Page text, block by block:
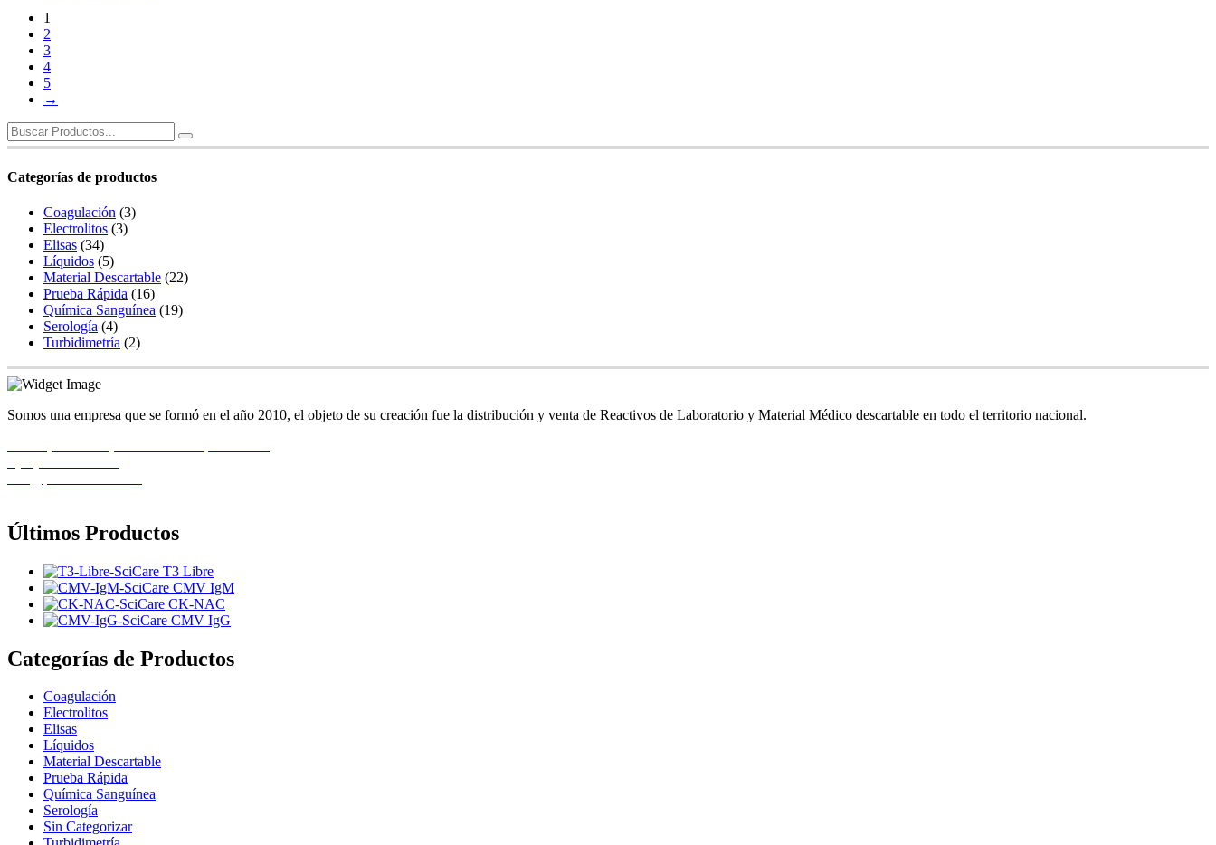
1
2
3
4
5
→
Search
for:
Categorías de productos
Coagulación (3)
Electrolitos (3)
Elisas (34)
Líquidos (5)
Material Descartable (22)
Prueba Rápida (16)
Química Sanguínea (19)
Serología (4)
Turbidimetría (2)
Somos una empresa que se formó en el año 2010, el objeto de su creación fue la distribución y venta de Reactivos de Laboratorio y Material Médico descartable en todo el territorio nacional.
Últimos Productos
T3 Libre
CMV IgM
CK-NAC
CMV IgG
Categorías de Productos
Coagulación
Electrolitos
Elisas
Líquidos
Material Descartable
Prueba Rápida
Química Sanguínea
Serología
Sin Categorizar